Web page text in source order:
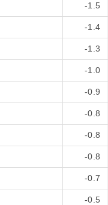
-1.5
-1.4
-1.3
-1.0
-0.9
-0.8
-0.8
-0.8
-0.7
-0.5